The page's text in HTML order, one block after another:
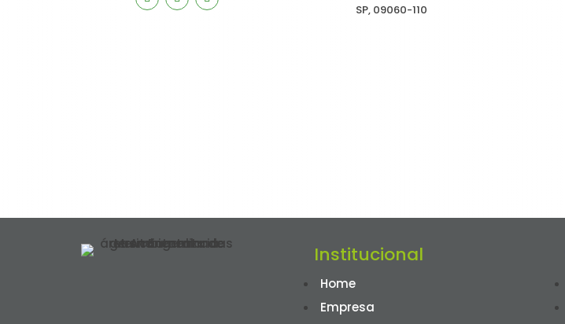
SP, 09060-110
Institucional
Home
Empresa